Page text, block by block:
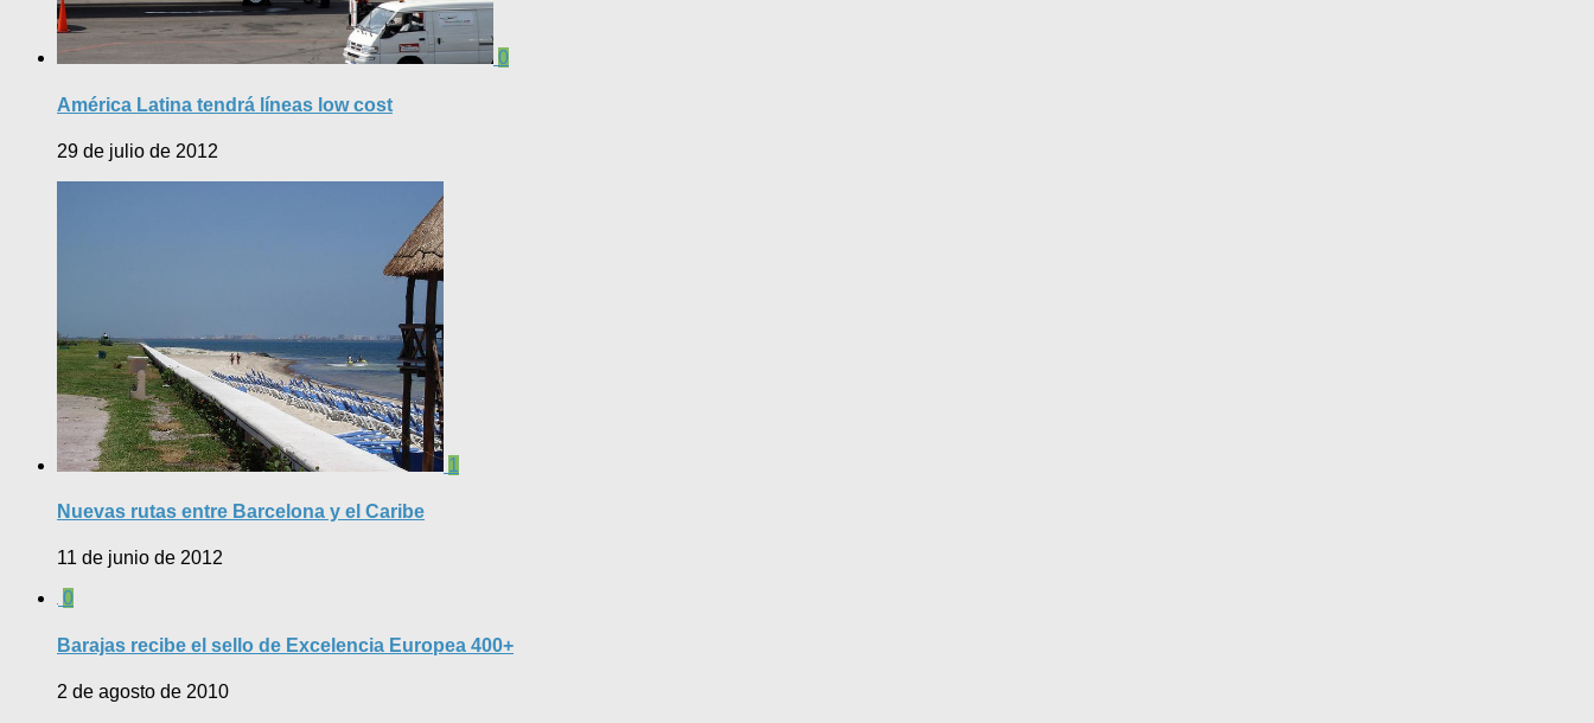
0
América Latina tendrá líneas low cost
29 de julio de 2012
1
Nuevas rutas entre Barcelona y el Caribe
11 de junio de 2012
0
Barajas recibe el sello de Excelencia Europea 400+
2 de agosto de 2010